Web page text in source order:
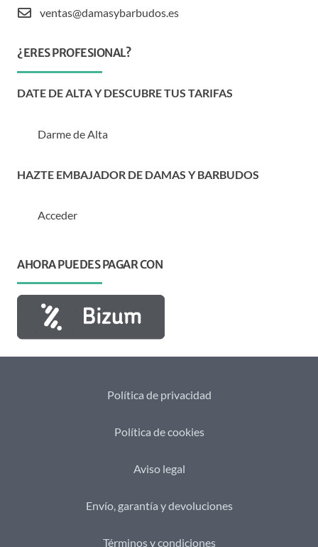
ventas@damasybarbudos.es
¿ERES PROFESIONAL?
DATE DE ALTA Y DESCUBRE TUS TARIFAS
Darme de Alta
HAZTE EMBAJADOR DE DAMAS Y BARBUDOS
Acceder
AHORA PUEDES PAGAR CON
Política de privacidad
Política de cookies
Aviso legal
Envío, garantía y devoluciones
Términos y condiciones